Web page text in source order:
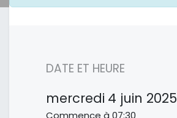
DATE ET HEURE
mercredi 4 juin 2025
Commence à 07:30